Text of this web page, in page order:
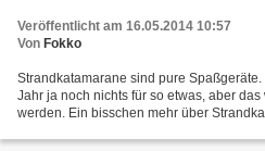
Veröffentlicht am 16.05.2014 10:57
Von Fokko
Strandkatamarane sind pure
Jahr ja noch nichts für so etwas, aber
werden. Ein bisschen mehr über